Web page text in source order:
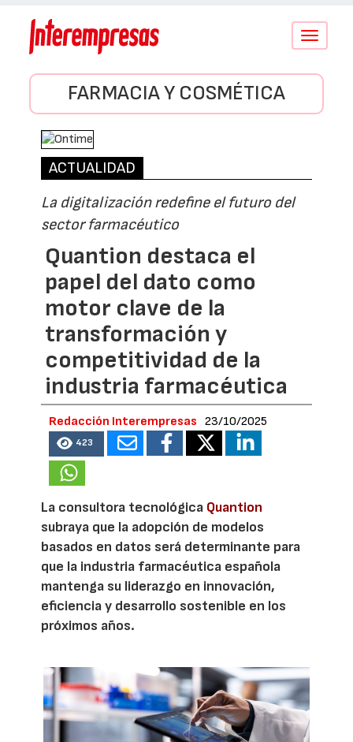
Conmutar
FARMACIA Y COSMÉTICA
ACTUALIDAD
La digitalización redefine el futuro del
sector farmacéutico
Quantion destaca el
papel del dato como
motor clave de la
transformación y
competitividad de la
industria farmacéutica
Redacción Interempresas 23/10/2025
423
La consultora tecnológica Quantion
subraya que la adopción de modelos
basados en datos será determinante para
que la industria farmacéutica española
mantenga su liderazgo en innovación,
eficiencia y desarrollo sostenible en los
próximos años.